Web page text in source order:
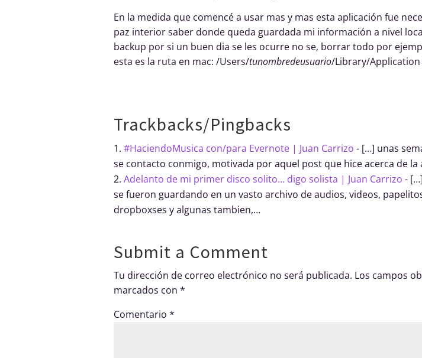
En la medida que comencé a usar mas y mas esta aplicación fue
paz interior saber donde queda guardada mi información a nivel
backup por si un buen dia se les ocurre no se, borrar todo por
esta es la ruta en mac: /Users/tunombredeusuario/Library/
Trackbacks/Pingbacks
#HaciendoMusica con/para Evernote | Juan Carrizo - […] unas
se contacto conmigo, motivada por aquel post que hice acerca de
Adelanto de mi primer disco solito… digo solista | Juan Carrizo -
se fueron guardando en un vasto archivo de audios, videos,
dropboxses y algunas tambien,…
Submit a Comment
Tu dirección de correo electrónico no será publicada. Los campos
marcados con *
Comentario *